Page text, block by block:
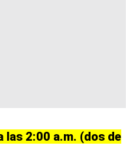
las 2:00 a.m. (dos de